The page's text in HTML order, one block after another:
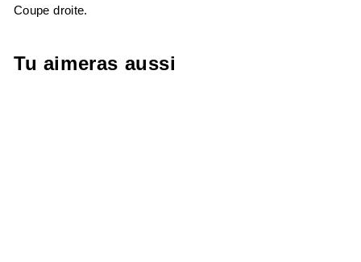
Coupe droite.
Tu aimeras aussi